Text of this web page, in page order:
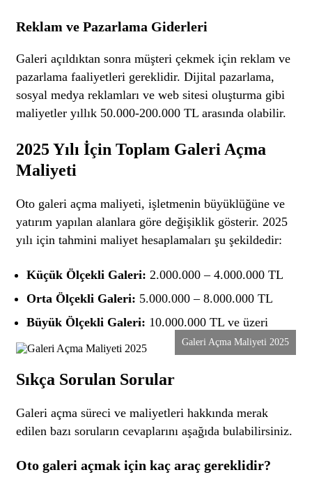
Reklam ve Pazarlama Giderleri
Galeri açıldıktan sonra müşteri çekmek için reklam ve
pazarlama faaliyetleri gereklidir. Dijital pazarlama,
sosyal medya reklamları ve web sitesi oluşturma gibi
maliyetler yıllık 50.000-200.000 TL arasında olabilir.
2025 Yılı İçin Toplam Galeri Açma
Maliyeti
Oto galeri açma maliyeti, işletmenin büyüklüğüne ve
yatırım yapılan alanlara göre değişiklik gösterir. 2025
yılı için tahmini maliyet hesaplamaları şu şekildedir:
Küçük Ölçekli Galeri: 2.000.000 – 4.000.000 TL
Orta Ölçekli Galeri: 5.000.000 – 8.000.000 TL
Büyük Ölçekli Galeri: 10.000.000 TL ve üzeri
Galeri Açma Maliyeti 2025
Sıkça Sorulan Sorular
Galeri açma süreci ve maliyetleri hakkında merak
edilen bazı soruların cevaplarını aşağıda bulabilirsiniz.
Oto galeri açmak için kaç araç gereklidir?